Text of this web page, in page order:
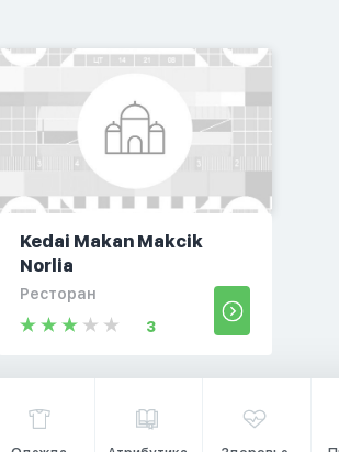
Kedai Makan Makcik
Norlia
Ресторан
3